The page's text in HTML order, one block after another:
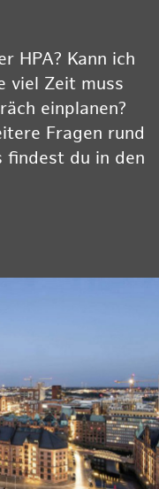
HPA? Kann ich
viel Zeit muss
einplanen?
Fragen rund
findest du in den